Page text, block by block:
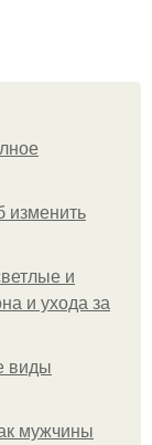
изменить
и
и ухода за
виды
мужчины